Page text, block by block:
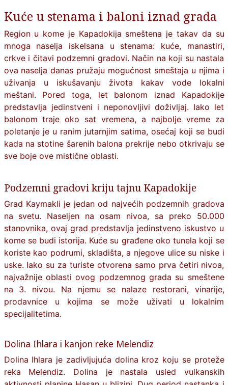
Kuće u stenama i baloni iznad grada
Region u kome je Kapadokija smeštena je takav da su
mnoga naselja iskelsana u stenama: kuće, manastiri,
crkve i čitavi podzemni gradovi. Način na koji su nastala
ova naselja danas pružaju mogućnost smeštaja u njima i
uživanja u iskušavanju života kakav vode lokalni
meštani. Pored toga, let balonom iznad Kapadokije
predstavlja jedinstveni i neponovljivi doživljaj. Iako let
balonom traje oko sat vremena, a najbolje vreme za
poletanje je u ranim jutarnjim satima, osećaj koji se budi
kada na stotine šarenih balona prekrije nebo otkrivaju se
sve boje ove mistične oblasti.
Podzemni gradovi kriju tajnu Kapadokije
Grad Kaymakli je jedan od najvećih podzemnih gradova
na svetu. Naseljen na osam nivoa, sa preko 50.000
stanovnika, ovaj grad predstavlja jedinstveno iskustvo u
kome se budi istorija. Kuće su građene oko tunela koji se
koriste kao podrumi, skladišta, a njegove ulice su niske i
uske. Iako su za turiste otvorena samo prva četiri nivoa,
najvažnije oblasti ovog podzemnog grada su smeštene
na 3. nivou. Na njemu se nalaze restorani, vinarije,
prodavnice u kojima se može uživati u lokalnim
specijalitetima.
Dolina Ihlara i kanjon reke Melendiz
Dolina Ihlara je zadivljujuća dolina kroz koju se proteže
reka Melendiz. Dolina je nastala usled vulkanskih